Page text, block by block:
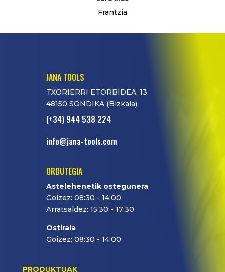
Frantzia
JANA TOOLS
TXORIERRI ETORBIDEA, 13
48150 SONDIKA (Bizkaia)
(+34) 944 538 224
info@jana-tools.com
ORDUTEGIA
Astelehenetik ostegunera
Goizez: 08:30 - 14:00
Arratsaldez: 15:30 - 17:30
Ostirala
Goizez: 08:30 - 14:00
PRODUKTUAK